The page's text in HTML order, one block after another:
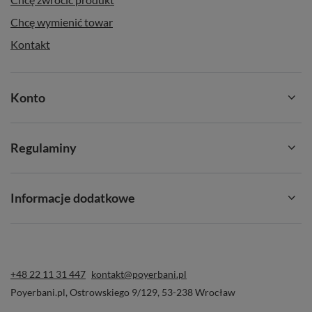
autentyczności w świecie yerba mate. Produkowana na
się każdego dnia.
aromatów i niepotrzebnych dodatków.
✅Sin palo– mieszanka zawiera wyłącznie liście, bez
Chcę wymienić towar
Kontakt
Konto
Regulaminy
Informacje dodatkowe
+48 22 11 31 447 kontakt@poyerbani.pl
Poyerbani.pl, Ostrowskiego 9/129, 53-238Wrocław